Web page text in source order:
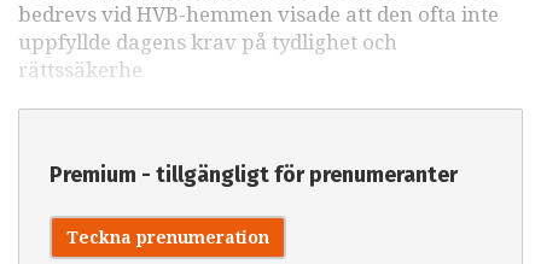
bedrevs vid HVB-hemmen visade att den ofta inte
uppfyllde dagens krav på tydlighet och
rättssäkerhe
Premium - tillgängligt för prenumeranter
Teckna prenumeration